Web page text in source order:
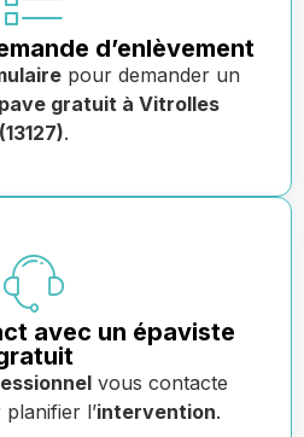
d’enlèvement
pour demander un
gratuit à Vitrolles
(13127).
avec un épaviste
vous contacte
l’intervention.